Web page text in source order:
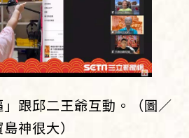
跟邱二王爺互動。（圖／
神很大）